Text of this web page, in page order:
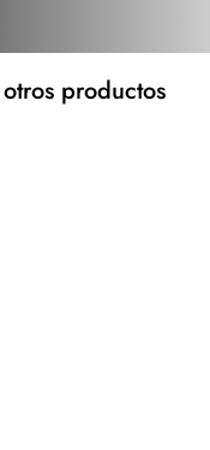
productos